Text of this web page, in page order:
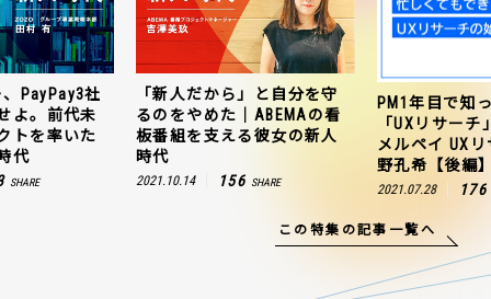
PayPay3社
よ。前代未
トを率いた
代
SHARE
「新人だから」と自分を守
るのをやめた｜ABEMAの看
板番組を支える彼女の新人
時代
2021.10.14 156 SHARE
PM1年目で知
「UXリサー
メルペイ UX
野孔希【後編
2021.07.28 176
この特集の記事一覧へ